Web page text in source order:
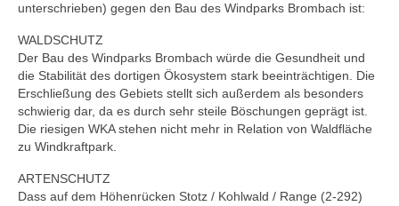
unterschrieben) gegen den Bau des Windparks Brombach ist:
WALDSCHUTZ
Der Bau des Windparks Brombach würde die Gesundheit und
die Stabilität des dortigen Ökosystem stark beeinträchtigen. Die
Erschließung des Gebiets stellt sich außerdem als besonders
schwierig dar, da es durch sehr steile Böschungen geprägt ist.
Die riesigen WKA stehen nicht mehr in Relation von Waldfläche
zu Windkraftpark.
ARTENSCHUTZ
Dass auf dem Höhenrücken Stotz / Kohlwald / Range (2-292)